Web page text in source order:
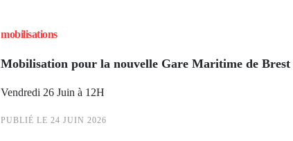
mobilisations
Mobilisation pour la nouvelle Gare Maritime de Brest
Vendredi 26 Juin à 12H
PUBLIÉ LE24 JUIN 2026